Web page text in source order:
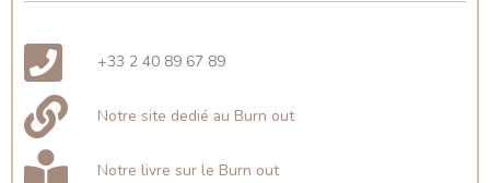
+33 2 40 89 67 89
Notre site dedié au Burn out
Notre livre sur le Burn out